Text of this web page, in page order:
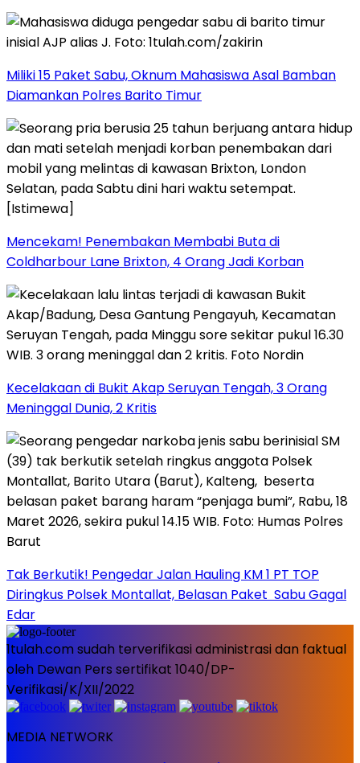
Miliki 15 Paket Sabu, Oknum Mahasiswa Asal Bamban
Diamankan Polres Barito Timur
Mencekam! Penembakan Membabi Buta di
Coldharbour Lane Brixton, 4 Orang Jadi Korban
Kecelakaan di Bukit Akap Seruyan Tengah, 3 Orang
Meninggal Dunia, 2 Kritis
Tak Berkutik! Pengedar Jalan Hauling KM 1 PT TOP
Diringkus Polsek Montallat, Belasan Paket Sabu Gagal
Edar
1tulah.com sudah terverifikasi administrasi dan faktual
oleh Dewan Pers sertifikat 1040/DP-
Verifikasi/K/XII/2022
MEDIA NETWORK